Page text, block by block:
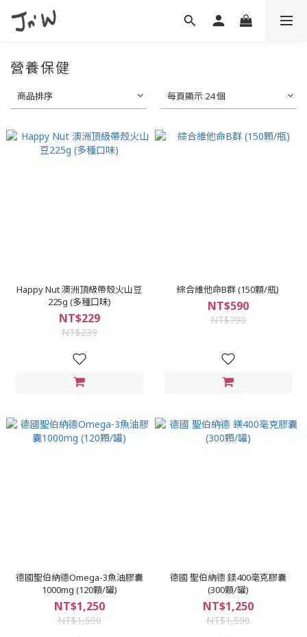
營養保健
商品排序 每頁顯示 24 個
Happy Nut 澳洲頂級帶殼火山豆
225g (多種口味)
NT$229
NT$239
綜合維他命B群 (150顆/瓶)
NT$590
NT$790
德國聖伯納德Omega-3魚油膠囊
1000mg (120顆/罐)
NT$1,250
NT$1,590
德國 聖伯納德 鎂400毫克膠囊
(300顆/罐)
NT$1,250
NT$1,590